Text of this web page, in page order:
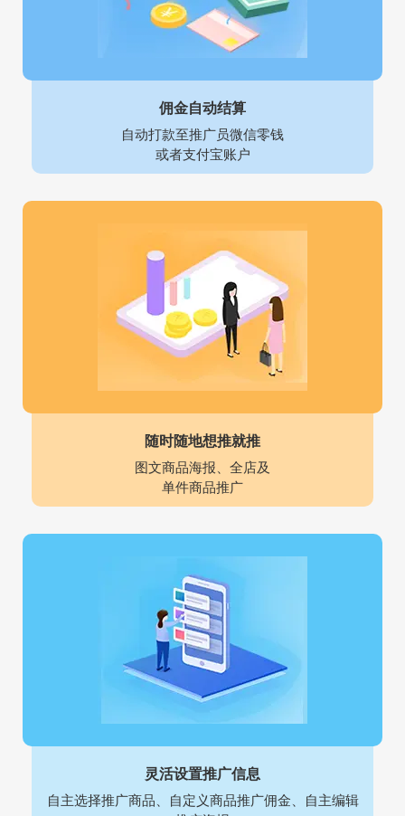
佣金自动结算
自动打款至推广员微信零钱
或者支付宝账户
随时随地想推就推
图文商品海报、全店及
单件商品推广
灵活设置推广信息
自主选择推广商品、自定义商品推广佣金、自主编辑